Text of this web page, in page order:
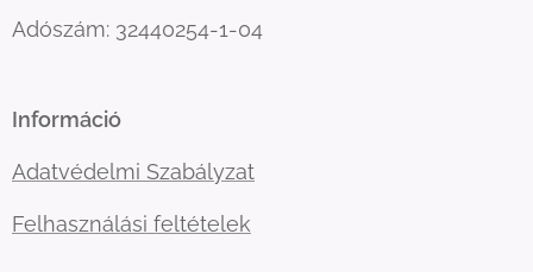
Adószám: 32440254-1-04
Információ
Adatvédelmi Szabályzat
Felhasználási feltételek